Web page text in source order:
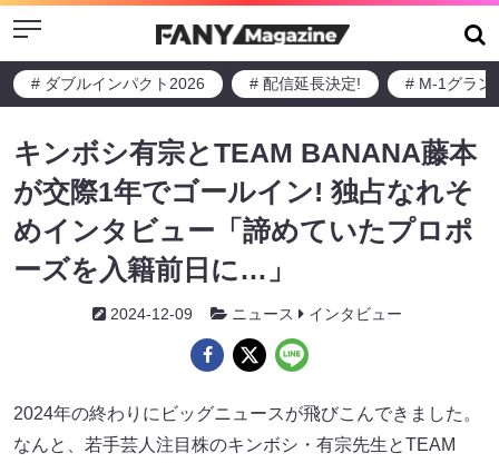
Menu
# ダブルインパクト2026 # 配信延長決定! # M-1グラン
キンボシ有宗とTEAM BANANA藤本
が交際1年でゴールイン! 独占なれそ
めインタビュー「諦めていたプロポ
ーズを入籍前日に…」
2024-12-09 ニュース インタビュー
2024年の終わりにビッグニュースが飛びこんできました。
なんと、若手芸人注目株のキンボシ・有宗先生とTEAM